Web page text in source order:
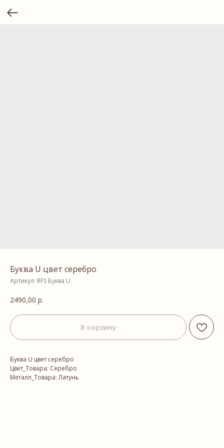
Буква U цвет серебро
Артикул: RFS Буква U
2490,00 р.
В корзину
Буква U цвет серебро
Цвет_Товара: Серебро
Металл_Товара: Латунь